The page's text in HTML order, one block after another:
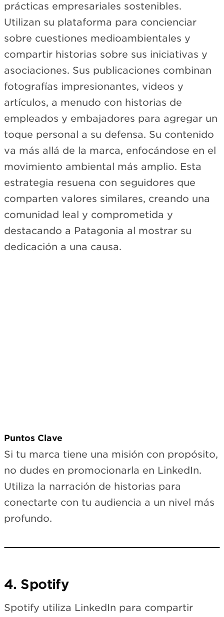
prácticas empresariales sostenibles.
Utilizan su plataforma para concienciar
sobre cuestiones medioambientales y
compartir historias sobre sus iniciativas y
asociaciones. Sus publicaciones combinan
fotografías impresionantes, videos y
artículos, a menudo con historias de
empleados y embajadores para agregar un
toque personal a su defensa. Su contenido
va más allá de la marca, enfocándose en el
movimiento ambiental más amplio. Esta
estrategia resuena con seguidores que
comparten valores similares, creando una
comunidad leal y comprometida y
destacando a Patagonia al mostrar su
dedicación a una causa.
Puntos Clave
Si tu marca tiene una misión con propósito,
no dudes en promocionarla en LinkedIn.
Utiliza la narración de historias para
conectarte con tu audiencia a un nivel más
profundo.
4. Spotify
Spotify utiliza LinkedIn para compartir